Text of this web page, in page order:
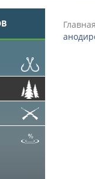
Главная